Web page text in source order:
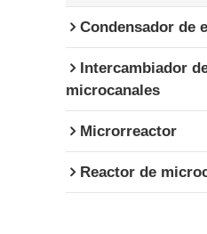
Condensador de
Intercambiador
microcanales
Microrreactor
Reactor de